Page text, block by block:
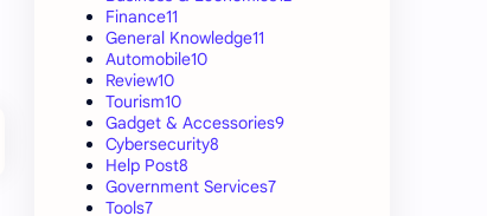
Finance11
General Knowledge11
Automobile10
Review10
Tourism10
Gadget & Accessories9
Cybersecurity8
Help Post8
Government Services7
Tools7